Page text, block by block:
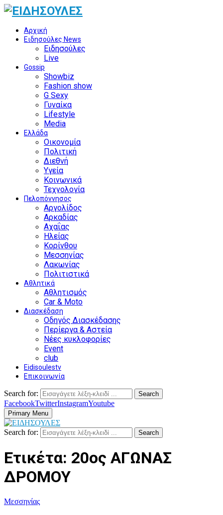
Αρχική
Ειδησούλες News
Ειδησούλες
Live
Gossip
Showbiz
Fashion show
G Sexy
Γυναίκα
Lifestyle
Media
Ελλάδα
Οικονομία
Πολιτική
Διεθνή
Υγεία
Κοινωνικά
Τεχνολογία
Πελοπόννησος
Αργολίδος
Αρκαδίας
Αχαΐας
Ηλείας
Κορίνθου
Μεσσηνίας
Λακωνίας
Πολιτιστικά
Αθλητικά
Αθλητισμός
Car & Moto
Διασκέδαση
Οδηγός Διασκέδασης
Περίεργα & Αστεία
Νέες κυκλοφορίες
Event
club
Eidisoulestv
Επικοινωνία
Search for: Search
FacebookTwitterInstagramYoutube
Primary Menu
Search for: Search
Ετικέτα: 20ος ΑΓΩΝΑΣ
ΔΡΟΜΟΥ
Μεσσηνίας